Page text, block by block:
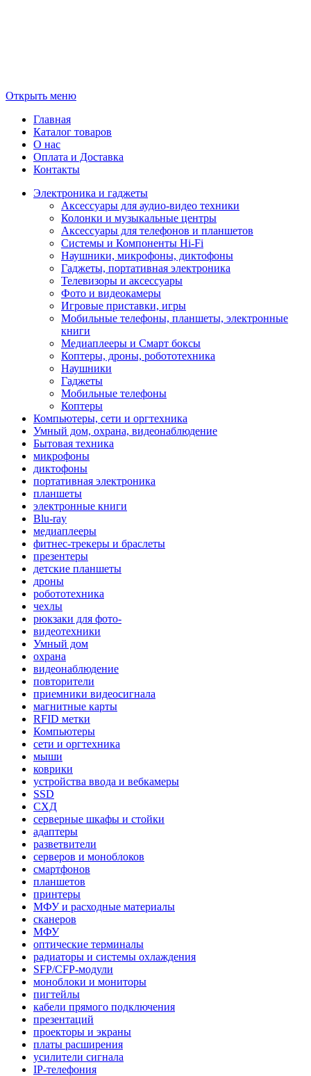
Открыть меню
Главная
Каталог товаров
О нас
Оплата и Доставка
Контакты
Электроника и гаджеты
Аксессуары для аудио-видео техники
Колонки и музыкальные центры
Аксессуары для телефонов и планшетов
Системы и Компоненты Hi-Fi
Наушники, микрофоны, диктофоны
Гаджеты, портативная электроника
Телевизоры и аксессуары
Фото и видеокамеры
Игровые приставки, игры
Мобильные телефоны, планшеты, электронные
книги
Медиаплееры и Смарт боксы
Коптеры, дроны, робототехника
Наушники
Гаджеты
Мобильные телефоны
Коптеры
Компьютеры, сети и оргтехника
Умный дом, охрана, видеонаблюдение
Бытовая техника
микрофоны
диктофоны
портативная электроника
планшеты
электронные книги
Blu-ray
медиаплееры
фитнес-трекеры и браслеты
презентеры
детские планшеты
дроны
робототехника
чехлы
рюкзаки для фото-
видеотехники
Умный дом
охрана
видеонаблюдение
повторители
приемники видеосигнала
магнитные карты
RFID метки
Компьютеры
сети и оргтехника
мыши
коврики
устройства ввода и вебкамеры
SSD
СХД
серверные шкафы и стойки
адаптеры
разветвители
серверов и моноблоков
смартфонов
планшетов
принтеры
МФУ и расходные материалы
сканеров
МФУ
оптические терминалы
радиаторы и системы охлаждения
SFP/CFP-модули
моноблоки и мониторы
пигтейлы
кабели прямого подключения
презентаций
проекторы и экраны
платы расширения
усилители сигнала
IP-телефония